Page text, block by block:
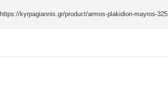
https://kyrpagiannis.gr/product/armos-plakidion-mayros-325